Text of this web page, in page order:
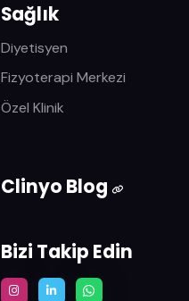
Sağlık
Diyetisyen
Fizyoterapi Merkezi
Özel Klinik
Clinyo Blog
Bizi Takip Edin